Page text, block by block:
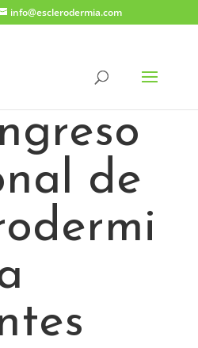
info@esclerodermia.com
de